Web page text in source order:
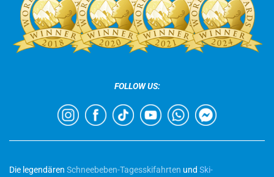
FOLLOW US:
Die legendären Schneebeben-Tagesskifahrten und Ski-